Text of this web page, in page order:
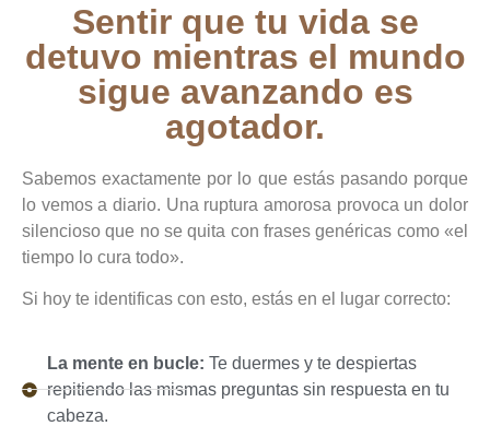
Sentir que tu vida se
detuvo mientras el mundo
sigue avanzando es
agotador.
Sabemos exactamente por lo que estás pasando porque
lo vemos a diario. Una ruptura amorosa provoca un dolor
silencioso que no se quita con frases genéricas como «el
tiempo lo cura todo».
Si hoy te identificas con esto, estás en el lugar correcto:
La mente en bucle: Te duermes y te despiertas
repitiendo las mismas preguntas sin respuesta en tu
cabeza.